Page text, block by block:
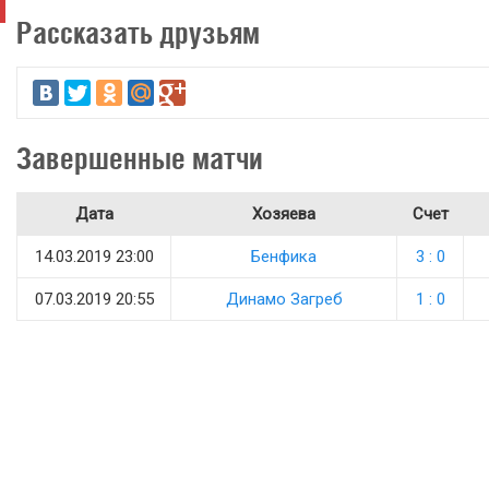
Рассказать друзьям
Завершенные матчи
Дата Хозяева Счет
14.03.2019 23:00 Бенфика 3 : 0
07.03.2019 20:55 Динамо Загреб 1 : 0